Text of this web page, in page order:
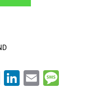
Twitter
LinkedIn
Email